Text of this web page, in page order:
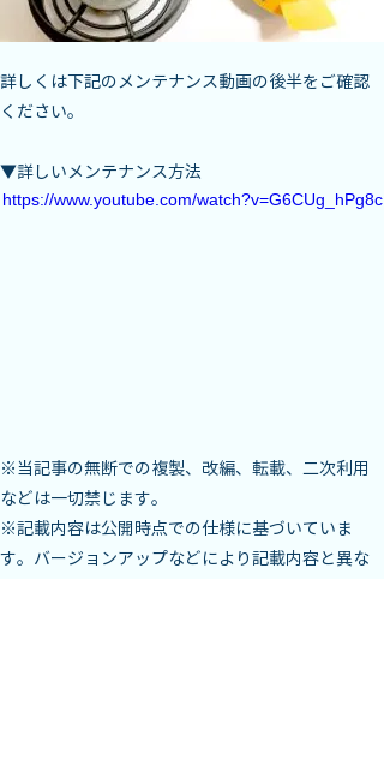
詳しくは下記のメンテナンス動画の後半をご確認
ください。
▼詳しいメンテナンス方法
https://www.youtube.com/watch?v=G6CUg_hPg8c
※当記事の無断での複製、改編、転載、二次利用
などは一切禁じます。
※記載内容は公開時点での仕様に基づいていま
す。バージョンアップなどにより記載内容と異な